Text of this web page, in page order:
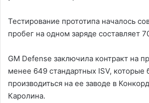
Тестирование прототипа началось
пробег на одном заряде составляет
GM Defense заключила контракт на
менее 649 стандартных ISV, которые
производиться на ее заводе в
Каролина.